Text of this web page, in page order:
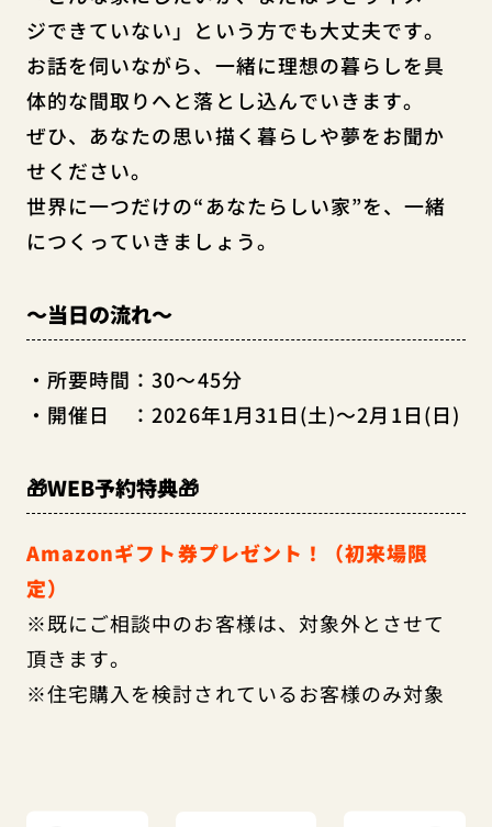
ジできていない」という方でも大丈夫です。
お話を伺いながら、一緒に理想の暮らしを具
体的な間取りへと落とし込んでいきます。
ぜひ、あなたの思い描く暮らしや夢をお聞か
せください。
世界に一つだけの“あなたらしい家”を、一緒
につくっていきましょう。
～当日の流れ～
・所要時間：30～45分
・開催日 ：2026年1月31日(土)～2月1日(日)
🎁WEB予約特典🎁
Amazonギフト券プレゼント！（初来場限
定）
※既にご相談中のお客様は、対象外とさせて
頂きます。
※住宅購入を検討されているお客様のみ対象